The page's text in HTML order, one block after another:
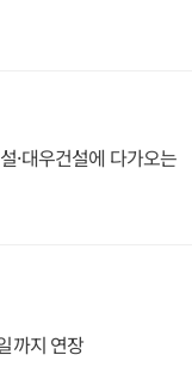
·대우건설에 다가오는
까지 연장